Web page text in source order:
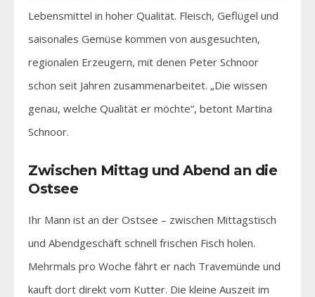
Lebensmittel in hoher Qualität. Fleisch, Geflügel und
saisonales Gemüse kommen von ausgesuchten,
regionalen Erzeugern, mit denen Peter Schnoor
schon seit Jahren zusammenarbeitet. „Die wissen
genau, welche Qualität er möchte“, betont Martina
Schnoor.
Zwischen Mittag und Abend an die
Ostsee
Ihr Mann ist an der Ostsee – zwischen Mittagstisch
und Abendgeschäft schnell frischen Fisch holen.
Mehrmals pro Woche fährt er nach Travemünde und
kauft dort direkt vom Kutter. Die kleine Auszeit im